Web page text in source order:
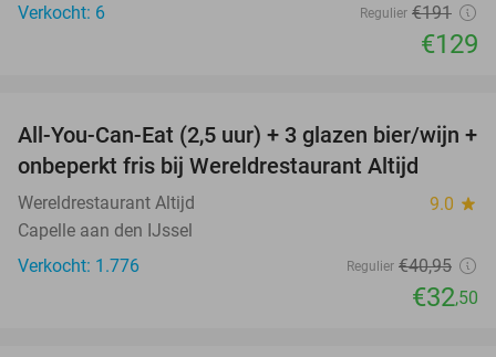
Verkocht: 6
Regulier €191
€129
21%
All-You-Can-Eat (2,5 uur) + 3 glazen bier/wijn +
onbeperkt fris bij Wereldrestaurant Altijd
Wereldrestaurant Altijd 9.0 star
Capelle aan den IJssel
Verkocht: 1.776
Regulier €40,95
€32,50